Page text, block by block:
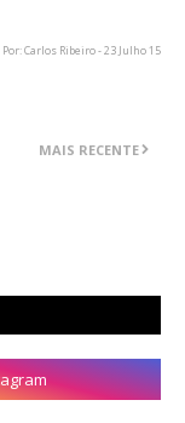
Por: Carlos Ribeiro - 23 Julho 15
MAIS RECENTE